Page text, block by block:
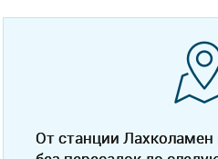
От станции